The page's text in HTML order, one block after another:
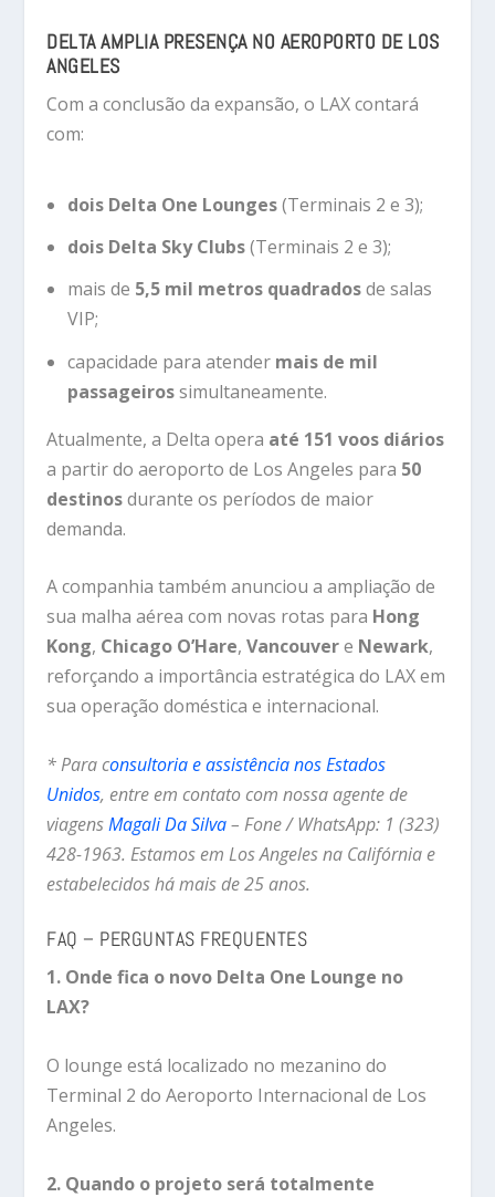
DELTA AMPLIA PRESENÇA NO AEROPORTO DE LOS
ANGELES
Com a conclusão da expansão, o LAX contará
com:
dois Delta One Lounges(Terminais 2 e 3);
dois Delta Sky Clubs(Terminais 2 e 3);
mais de 5,5 mil metros quadradosde salas
VIP;
capacidade para atender mais de mil
passageirossimultaneamente.
Atualmente, a Delta opera até 151 voos diários
a partir do aeroporto de Los Angeles para 50
destinosdurante os períodos de maior
demanda.
A companhia também anunciou a ampliação de
sua malha aérea com novas rotas para Hong
Kong, Chicago O’Hare,Vancouvere Newark,
reforçando a importância estratégica do LAX em
sua operação doméstica e internacional.
* Para consultoria e assistência nos Estados
Unidos, entre em contato com nossa agente de
viagensMagali Da Silva– Fone / WhatsApp: 1 (323)
428-1963. Estamos em Los Angeles na Califórnia e
estabelecidos há mais de 25 anos.
FAQ – PERGUNTAS FREQUENTES
1. Onde fica o novo Delta One Lounge no
LAX?
O lounge está localizado no mezanino do
Terminal 2 do Aeroporto Internacional de Los
Angeles.
2. Quando o projeto será totalmente